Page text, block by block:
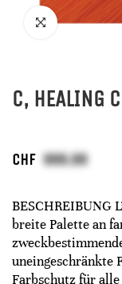
C, HEALING
CHF
BESCHREIBUNG
breite Palette an
uneingeschränkte
Farbschutz für